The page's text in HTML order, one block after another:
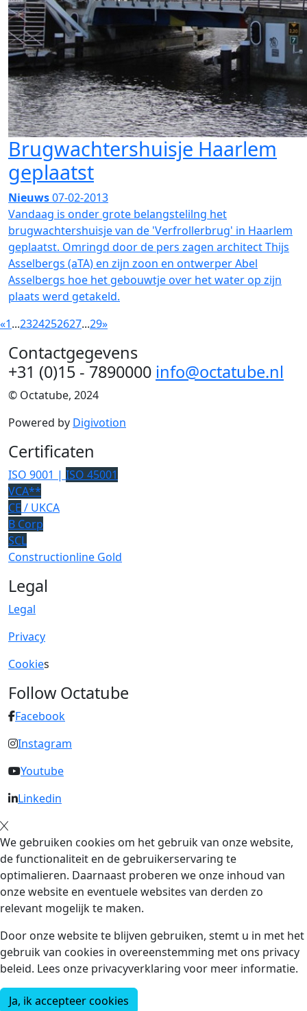
Brugwachtershuisje Haarlem
geplaatst
Nieuws07-02-2013
Vandaag is onder grote belangstelilng het
brugwachtershuisje van de 'Verfrollerbrug' in Haarlem
geplaatst. Omringd door de pers zagen architect Thijs
Asselbergs (aTA) en zijn zoon en ontwerper Abel
Asselbergs hoe het gebouwtje over het water op zijn
plaats werd getakeld.
«1...2324252627...29»
Contactgegevens
+31 (0)15 - 7890000 info@octatube.nl
© Octatube, 2024
Powered by Digivotion
Certificaten
ISO 9001 | ISO 45001
VCA**
CE / UKCA
B Corp
SCL
Constructionline Gold
Legal
Legal
Privacy
Cookies
Follow Octatube
Facebook
Instagram
Youtube
Linkedin
We gebruiken cookies om het gebruik van onze website,
de functionaliteit en de gebruikerservaring te
optimalieren. Daarnaast proberen we onze inhoud van
onze website en eventuele websites van derden zo
relevant mogelijk te maken.
Door onze website te blijven gebruiken, stemt u in met het
gebruik van cookies in overeenstemming met ons privacy
beleid. Lees onze privacyverklaring voor meer informatie.
Ja, ik accepteer cookies